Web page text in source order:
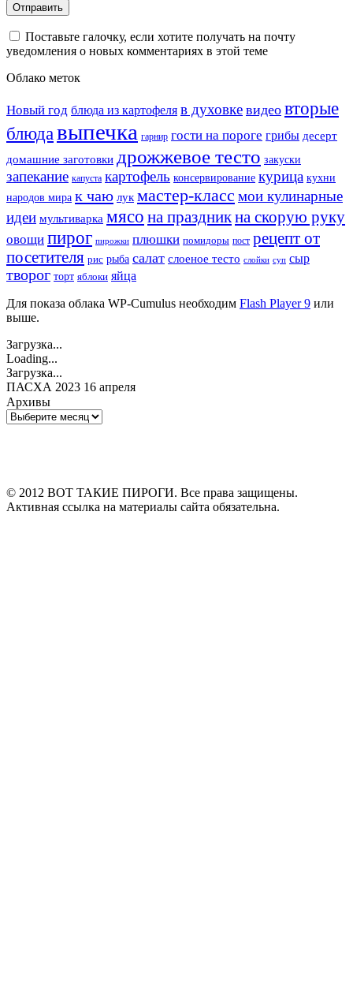
Поставьте галочку, если хотите получать на почту
уведомления о новых комментариях в этой теме
Облако меток
Новый год блюда из картофеля в духовке видео вторые
блюдавыпечка гарнир гости на пороге грибы десерт
домашние заготовки дрожжевое тесто закуски
запекание капуста картофель консервирование курица кухни
народов мира к чаю лук мастер-класс мои кулинарные
идеи мультиварка мясо на праздникна скорую руку
овощи пирог пирожки плюшки помидоры пост рецепт от
посетителя рис рыба салат слоеное тесто слойки суп сыр
творог торт яблоки яйца
Для показа облака WP-Cumulus необходим Flash Player 9 или
выше.
Загрузка...
Loading...
Загрузка...
ПАСХА 2023 16 апреля
Архивы
Архивы
© 2012 ВОТ ТАКИЕ ПИРОГИ. Все права защищены.
Активная ссылка на материалы сайта обязательна.